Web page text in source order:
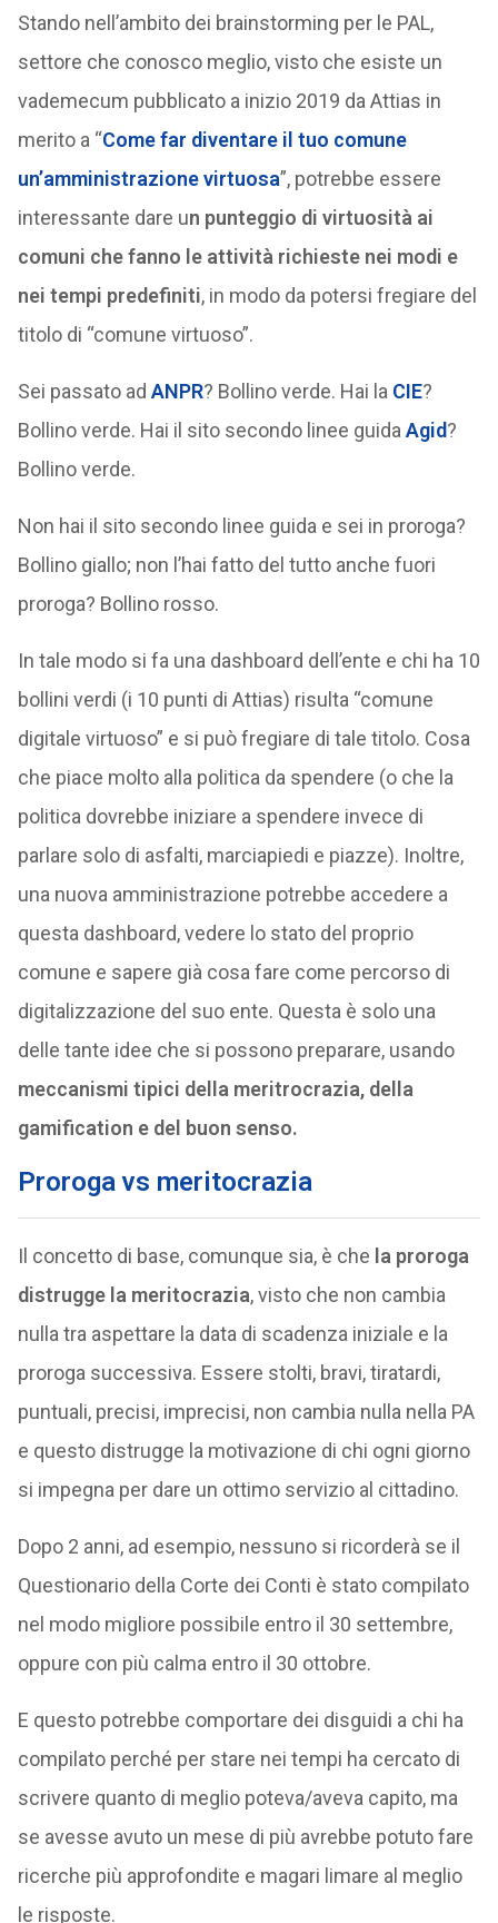
Stando nell’ambito dei brainstorming per le PAL,
settore che conosco meglio, visto che esiste un
vademecum pubblicato a inizio 2019 da Attias in
merito a “Come far diventare il tuo comune
un’amministrazione virtuosa”, potrebbe essere
interessante dare un punteggio di virtuosità ai
comuni che fanno le attività richieste nei modi e
nei tempi predefiniti, in modo da potersi fregiare del
titolo di “comune virtuoso”.
Sei passato ad ANPR? Bollino verde. Hai la CIE?
Bollino verde. Hai il sito secondo linee guida Agid?
Bollino verde.
Non hai il sito secondo linee guida e sei in proroga?
Bollino giallo; non l’hai fatto del tutto anche fuori
proroga? Bollino rosso.
In tale modo si fa una dashboard dell’ente e chi ha 10
bollini verdi (i 10 punti di Attias) risulta “comune
digitale virtuoso” e si può fregiare di tale titolo. Cosa
che piace molto alla politica da spendere (o che la
politica dovrebbe iniziare a spendere invece di
parlare solo di asfalti, marciapiedi e piazze). Inoltre,
una nuova amministrazione potrebbe accedere a
questa dashboard, vedere lo stato del proprio
comune e sapere già cosa fare come percorso di
digitalizzazione del suo ente. Questa è solo una
delle tante idee che si possono preparare, usando
meccanismi tipici della meritrocrazia, della
gamification e del buon senso.
Proroga vs meritocrazia
Il concetto di base, comunque sia, è che a proroga
distrugge la meritocrazia, visto che non cambia
nulla tra aspettare la data di scadenza iniziale e la
proroga successiva. Essere stolti, bravi, tiratardi,
puntuali, precisi, imprecisi, non cambia nulla nella PA
e questo distrugge la motivazione di chi ogni giorno
si impegna per dare un ottimo servizio al cittadino.
Dopo 2 anni, ad esempio, nessuno si ricorderà se il
Questionario della Corte dei Conti è stato compilato
nel modo migliore possibile entro il 30 settembre,
oppure con più calma entro il 30 ottobre.
E questo potrebbe comportare dei disguidi a chi ha
compilato perché per stare nei tempi ha cercato di
scrivere quanto di meglio poteva/aveva capito, ma
se avesse avuto un mese di più avrebbe potuto fare
ricerche più approfondite e magari limare al meglio
le risposte.